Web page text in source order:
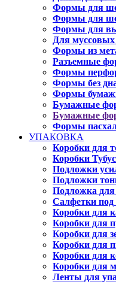
Формы для
Формы для
Формы для
Для
Формы из
Разъемные
Формы
Формы без
Формы
Бумажные
Бумажные
Формы
УПАКОВКА
Коробки для
Коробки
Подложки
Подложки
Подложка
Салфетки под
Коробки для
Коробки для
Коробки для
Коробки для
Коробки для
Коробки для
Ленты для